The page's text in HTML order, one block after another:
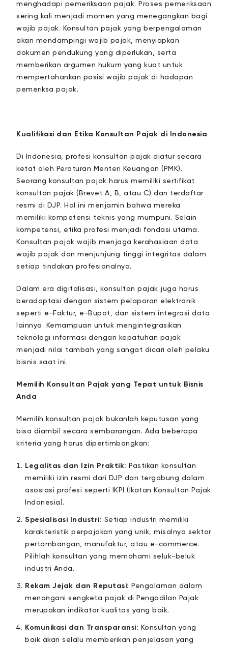
menghadapi pemeriksaan pajak. Proses pemeriksaan
sering kali menjadi momen yang menegangkan bagi
wajib pajak. Konsultan pajak yang berpengalaman
akan mendampingi wajib pajak, menyiapkan
dokumen pendukung yang diperlukan, serta
memberikan argumen hukum yang kuat untuk
mempertahankan posisi wajib pajak di hadapan
pemeriksa pajak.
Kualifikasi dan Etika Konsultan Pajak di Indonesia
Di Indonesia, profesi konsultan pajak diatur secara
ketat oleh Peraturan Menteri Keuangan (PMK).
Seorang konsultan pajak harus memiliki sertifikat
konsultan pajak (Brevet A, B, atau C) dan terdaftar
resmi di DJP. Hal ini menjamin bahwa mereka
memiliki kompetensi teknis yang mumpuni. Selain
kompetensi, etika profesi menjadi fondasi utama.
Konsultan pajak wajib menjaga kerahasiaan data
wajib pajak dan menjunjung tinggi integritas dalam
setiap tindakan profesionalnya.
Dalam era digitalisasi, konsultan pajak juga harus
beradaptasi dengan sistem pelaporan elektronik
seperti e-Faktur, e-Bupot, dan sistem integrasi data
lainnya. Kemampuan untuk mengintegrasikan
teknologi informasi dengan kepatuhan pajak
menjadi nilai tambah yang sangat dicari oleh pelaku
bisnis saat ini.
Memilih Konsultan Pajak yang Tepat untuk Bisnis
Anda
Memilih konsultan pajak bukanlah keputusan yang
bisa diambil secara sembarangan. Ada beberapa
kriteria yang harus dipertimbangkan:
Legalitas dan Izin Praktik: Pastikan konsultan
memiliki izin resmi dari DJP dan tergabung dalam
asosiasi profesi seperti IKPI (Ikatan Konsultan Pajak
Indonesia).
Spesialisasi Industri: Setiap industri memiliki
karakteristik perpajakan yang unik, misalnya sektor
pertambangan, manufaktur, atau e-commerce.
Pilihlah konsultan yang memahami seluk-beluk
industri Anda.
Rekam Jejak dan Reputasi: Pengalaman dalam
menangani sengketa pajak di Pengadilan Pajak
merupakan indikator kualitas yang baik.
Komunikasi dan Transparansi: Konsultan yang
baik akan selalu memberikan penjelasan yang